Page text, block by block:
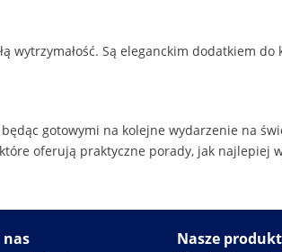
wytrzymałość. Są eleganckim dodatkiem do
gotowymi na kolejne wydarzenie na
oferują praktyczne porady, jak najlepiej
nas Nasze